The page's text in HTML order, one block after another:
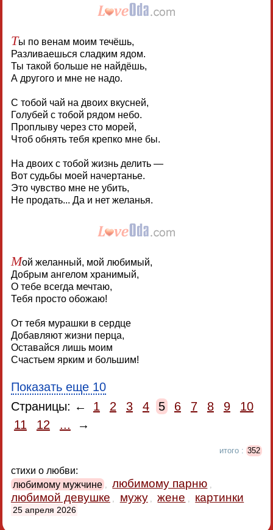
Ты по венам моим течёшь,
Разливаешься сладким ядом.
Ты такой больше не найдёшь,
А другого и мне не надо.
С тобой чай на двоих вкусней,
Голубей с тобой рядом небо.
Проплыву через сто морей,
Чтоб обнять тебя крепко мне бы.
На двоих с тобой жизнь делить —
Вот судьбы моей начертанье.
Это чувство мне не убить,
Не продать... Да и нет желанья.
Мой желанный, мой любимый,
Добрым ангелом хранимый,
О тебе всегда мечтаю,
Тебя просто обожаю!
От тебя мурашки в сердце
Добавляют жизни перца,
Оставайся лишь моим
Счастьем ярким и большим!
Показать еще 10
Страницы: ←
1 2 3 4 5 6 7 8 9
10
11
12 ... →
итого : 352
стихи о любви:
любимому мужчине , любимому парню ,
любимой девушке , мужу , жене , картинки
25 апреля 2026